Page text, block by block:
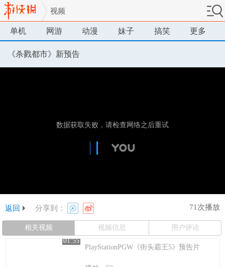
视频
单机 网游 动漫 妹子 搞笑 更多
《杀戮都市》新预告
返回 分享到： 71次播放
相关视频 视频信息
用户评论
01:55
PlayStationPGW《街头霸王5》预告片